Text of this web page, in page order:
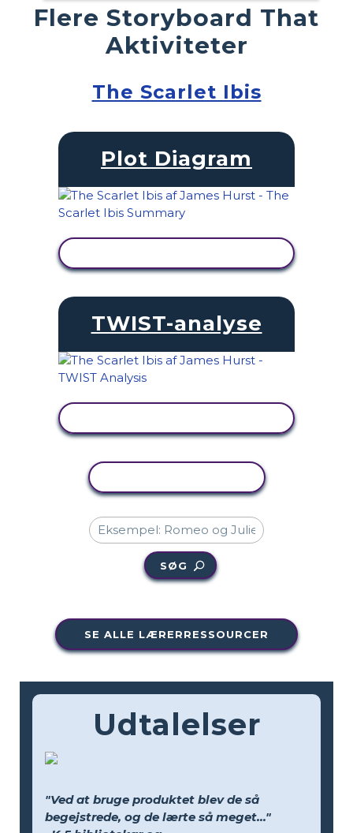
Flere Storyboard That
Aktiviteter
The Scarlet Ibis
Plot Diagram
TWIST-analyse
SØG
SE ALLE LÆRERRESSOURCER
Udtalelser
"Ved at bruge produktet blev de så
begejstrede, og de lærte så meget..."